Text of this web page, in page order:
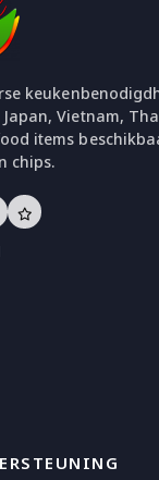
Vietnam,
items
chips.